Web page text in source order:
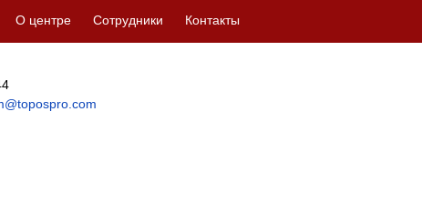
О центре Сотрудники Контакты